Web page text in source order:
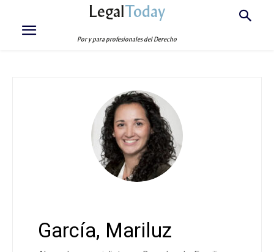
LegalToday
Por y para profesionales del Derecho
García, Mariluz